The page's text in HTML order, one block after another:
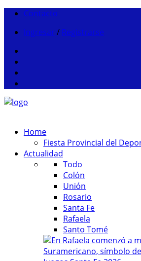
Contacto
Ingresar / Registrarse
Home
Fiesta Provincial del
Actualidad
Todo
Colón
Unión
Rosario
Santa Fe
Rafaela
Santo Tomé